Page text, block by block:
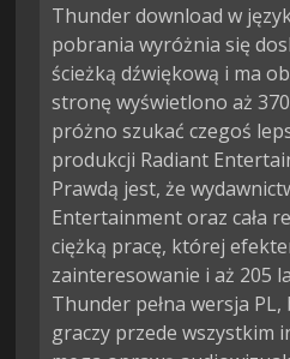
Thunder download w
pobrania wyróżnia się
ścieżką dźwiękową i ma
stronę wyświetlono aż
próżno szukać czegoś
produkcji Radiant
Prawdą jest, że
Entertainment oraz cała
ciężką pracę, której
zainteresowanie i aż 205
Thunder pełna wersja PL,
graczy przede wszystkim